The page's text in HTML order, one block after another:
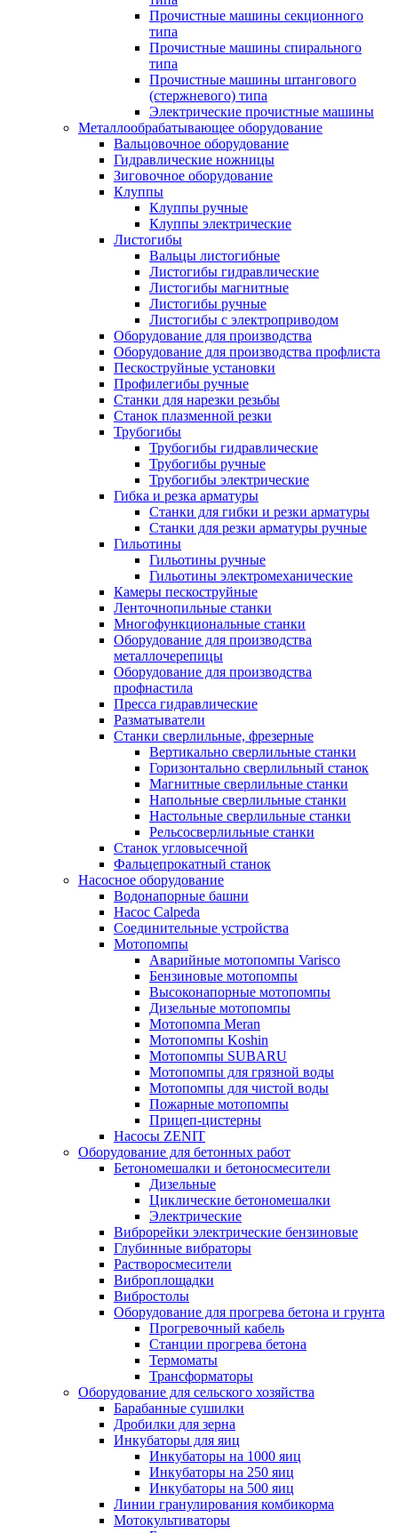
Прочистные машины секционного
типа
Прочистные машины спирального
типа
Прочистные машины штангового
(стержневого) типа
Электрические прочистные машины
Металлообрабатывающее оборудование
Вальцовочное оборудование
Гидравлические ножницы
Зиговочное оборудование
Клуппы
Клуппы ручные
Клуппы электрические
Листогибы
Вальцы листогибные
Листогибы гидравлические
Листогибы магнитные
Листогибы ручные
Листогибы с электроприводом
Оборудование для производства
Оборудование для производства профлиста
Пескоструйные установки
Профилегибы ручные
Станки для нарезки резьбы
Станок плазменной резки
Трубогибы
Трубогибы гидравлические
Трубогибы ручные
Трубогибы электрические
Гибка и резка арматуры
Станки для гибки и резки арматуры
Станки для резки арматуры ручные
Гильотины
Гильотины ручные
Гильотины электромеханические
Камеры пескоструйные
Ленточнопильные станки
Многофункциональные станки
Оборудование для производства
металлочерепицы
Оборудование для производства
профнастила
Пресса гидравлические
Разматыватели
Станки сверлильные, фрезерные
Вертикально сверлильные станки
Горизонтально сверлильный станок
Магнитные сверлильные станки
Напольные сверлильные станки
Настольные сверлильные станки
Рельсосверлильные станки
Станок угловысечной
Фальцепрокатный станок
Насосное оборудование
Водонапорные башни
Насос Calpeda
Соединительные устройства
Мотопомпы
Аварийные мотопомпы Varisco
Бензиновые мотопомпы
Высоконапорные мотопомпы
Дизельные мотопомпы
Мотопомпа Meran
Мотопомпы Koshin
Мотопомпы SUBARU
Мотопомпы для грязной воды
Мотопомпы для чистой воды
Пожарные мотопомпы
Прицеп-цистерны
Насосы ZENIT
Оборудование для бетонных работ
Бетономешалки и бетоносмесители
Дизельные
Циклические бетономешалки
Электрические
Виброрейки электрические бензиновые
Глубинные вибраторы
Растворосмесители
Виброплощадки
Вибростолы
Оборудование для прогрева бетона и грунта
Прогревочный кабель
Станции прогрева бетона
Термоматы
Трансформаторы
Оборудование для сельского хозяйства
Барабанные сушилки
Дробилки для зерна
Инкубаторы для яиц
Инкубаторы на 1000 яиц
Инкубаторы на 250 яиц
Инкубаторы на 500 яиц
Линии гранулирования комбикорма
Мотокультиваторы